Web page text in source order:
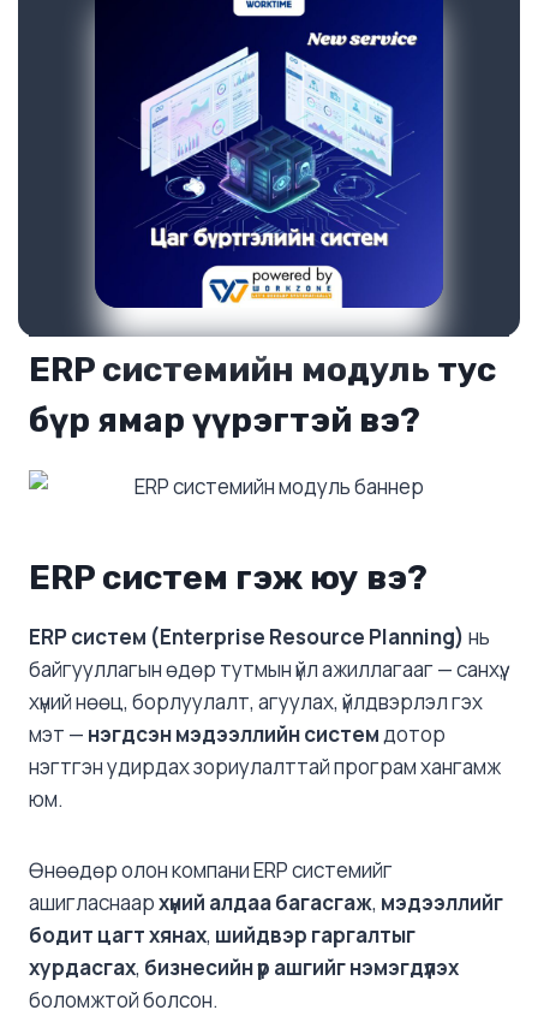
ERP системийн модуль тус
бүр ямар үүрэгтэй вэ?
ERP систем гэж юу вэ?
ERP систем (Enterprise Resource Planning) нь
байгууллагын өдөр тутмын үйл ажиллагааг — санхүү,
хүний нөөц, борлуулалт, агуулах, үйлдвэрлэл гэх
мэт — нэгдсэн мэдээллийн системдотор
нэгтгэн удирдах зориулалттай програм хангамж
юм.
Өнөөдөр олон компани ERP системийг
ашигласнаархүний алдаа багасгаж, мэдээллийг
бодит цагт хянах, шийдвэр гаргалтыг
хурдасгах, бизнесийн үр ашгийг нэмэгдүүлэх
боломжтой болсон.